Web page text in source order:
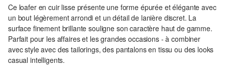
Ce loafer en cuir lisse présente une forme épurée et élégante avec
un bout légèrement arrondi et un détail de lanière discret. La
surface finement brillante souligne son caractère haut de gamme.
Parfait pour les affaires et les grandes occasions - à combiner
avec style avec des tailorings, des pantalons en tissu ou des looks
casual intelligents.